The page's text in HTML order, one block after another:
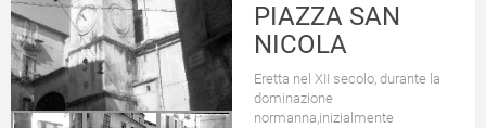
PIAZZA SAN
NICOLA
Eretta nel XII secolo, durante la
dominazione
normanna,inizialmente